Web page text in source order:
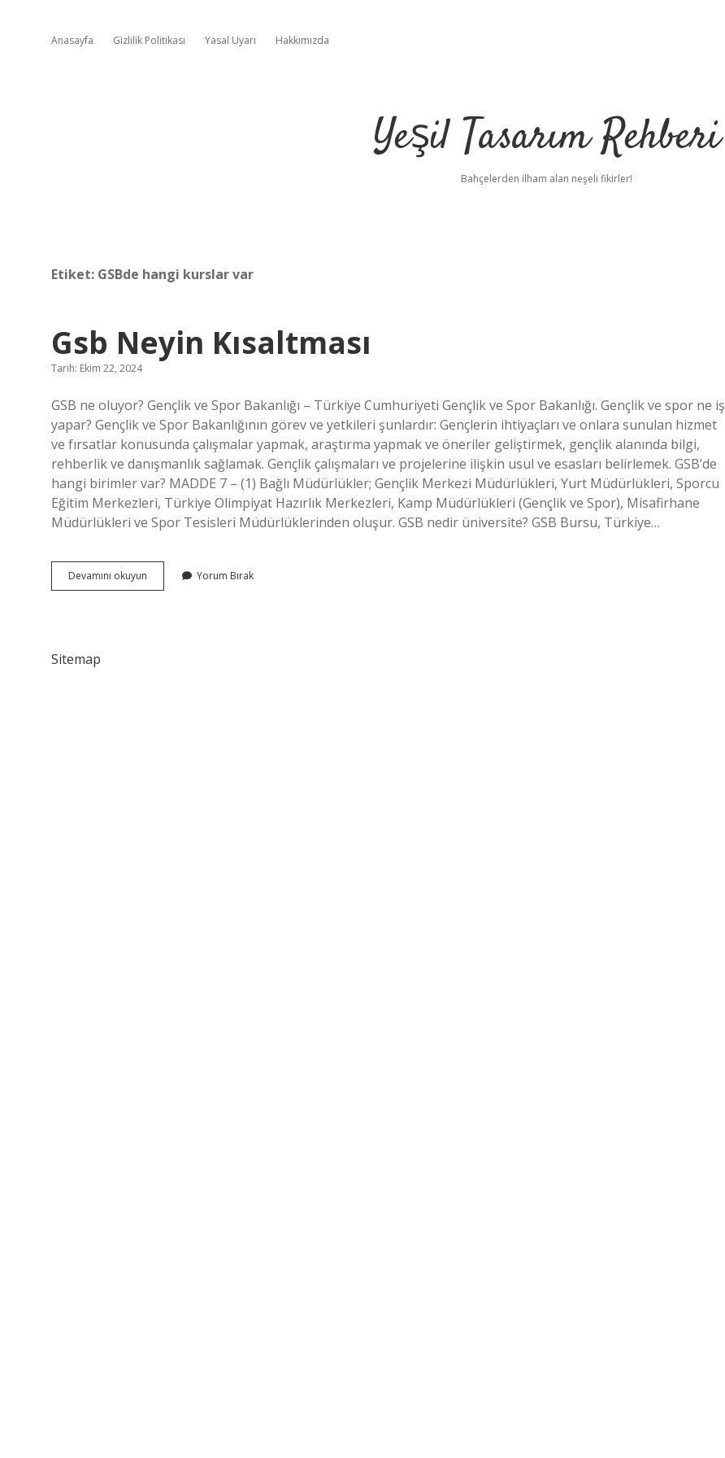
Anasayfa Gizlilik Politikası Yasal Uyarı Hakkımızda
Yeşil Tasarım Rehberi
Bahçelerden ilham alan neşeli fikirler!
Etiket: GSBde hangi kurslar var
Gsb Neyin Kısaltması
Tarih: Ekim 22, 2024
GSB ne oluyor? Gençlik ve Spor Bakanlığı – Türkiye Cumhuriyeti Gençlik ve Spor Bakanlığı. Gençlik ve spor ne iş
yapar? Gençlik ve Spor Bakanlığının görev ve yetkileri şunlardır: Gençlerin ihtiyaçları ve onlara sunulan hizmet
ve fırsatlar konusunda çalışmalar yapmak, araştırma yapmak ve öneriler geliştirmek, gençlik alanında bilgi,
rehberlik ve danışmanlık sağlamak. Gençlik çalışmaları ve projelerine ilişkin usul ve esasları belirlemek. GSB’de
hangi birimler var? MADDE 7 – (1) Bağlı Müdürlükler; Gençlik Merkezi Müdürlükleri, Yurt Müdürlükleri, Sporcu
Eğitim Merkezleri, Türkiye Olimpiyat Hazırlık Merkezleri, Kamp Müdürlükleri (Gençlik ve Spor), Misafirhane
Müdürlükleri ve Spor Tesisleri Müdürlüklerinden oluşur. GSB nedir üniversite? GSB Bursu, Türkiye…
Devamını okuyun
Neyin
Yorum Bırak
Sitemap